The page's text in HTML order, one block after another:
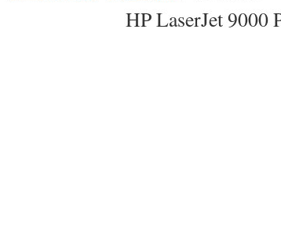
HP LaserJet 9000